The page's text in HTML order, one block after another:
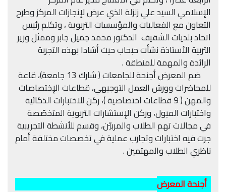
الإسلامي السيد علي زلزلة الذي عرض لإنجازات المركز وطرح
التعاون مع الفعاليات والمؤسسات التربوية ، وتكلم رئيس
اتحاد بلديات الشقيف الدكتور محمد جميل جابر وممثل وزير
التربية الأستاذة نشأت حبحاب حيث أشادا بهذه التجربة
الرائدة والمهمة للمنطقة .
ضم المعرض أجنحة للجامعات ( شارك 13 جامعة)، قاعة
للمحاضرات وورش العمل التوجيهي، قطاعات الإختصاصات
والمهن ( 9 قطاعات اختصاصية )، ركن للاختبارات الذكائية
واختبارات الميول، وركن الإستشارات التربوية المتخصّصة
في مجالات تهم الطلاب والمربيّن، وقسم للأنشطة التجريبية
جرت فيه اختبارات وتجارب عملية في تخصصات مختلفة أمام
ناظري الطلاب والمهتمين .
أجنحة المعرض